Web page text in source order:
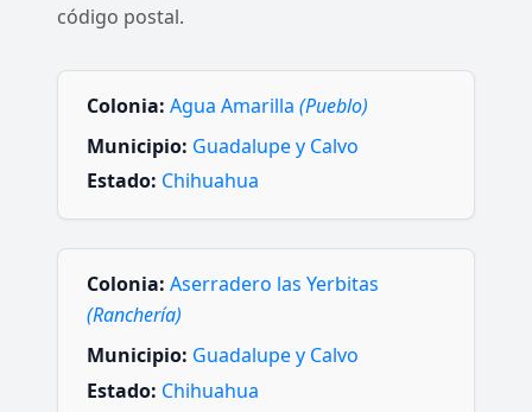
código postal.
Colonia: Agua Amarilla (Pueblo)
Municipio: Guadalupe y Calvo
Estado: Chihuahua
Colonia: Aserradero las Yerbitas
(Ranchería)
Municipio: Guadalupe y Calvo
Estado: Chihuahua